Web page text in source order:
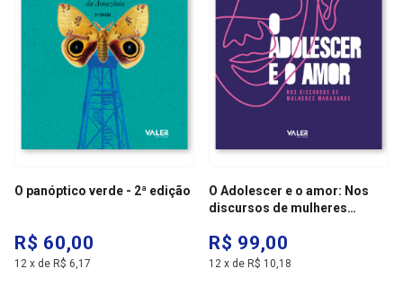
O panóptico verde - 2ª edição
R$ 60,00
12 x de R$ 6,17
O Adolescer e o amor: Nos
discursos de mulheres
R$ 99,00
12 x de R$ 10,18